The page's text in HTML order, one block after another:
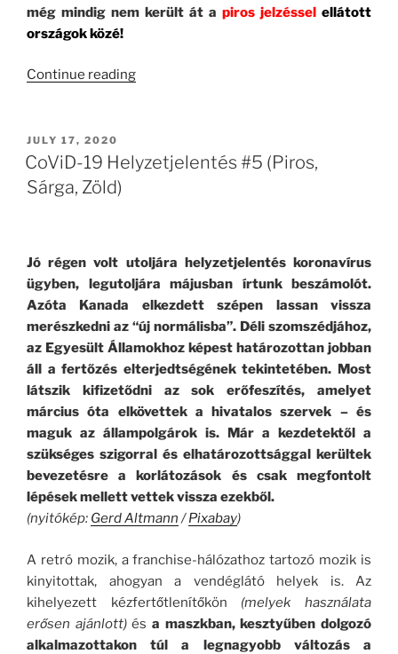
még mindig nem került át a piros jelzéssel ellátott
országok közé!
Continue reading“CoViD-
(Pirosból
POSTED
ON
JULY 17, 2020
CoViD-19 Helyzetjelentés #5 (Piros,
Sárga, Zöld)
Jó régen volt utoljára helyzetjelentés koronavírus
ügyben, legutoljára májusban írtunk beszámolót.
Azóta Kanada elkezdett szépen lassan vissza
merészkedni az “új normálisba”. Déli szomszédjához,
az Egyesült Államokhoz képest határozottan jobban
áll a fertőzés elterjedtségének tekintetében. Most
látszik kifizetődni az sok erőfeszítés, amelyet
március óta elkövettek a hivatalos szervek – és
maguk az állampolgárok is. Már a kezdetektől a
szükséges szigorral és elhatározottsággal kerültek
bevezetésre a korlátozások és csak megfontolt
lépések mellett vettek vissza ezekből.
(nyitókép: Gerd Altmann /Pixabay)
A retró mozik, a franchise-hálózathoz tartozó mozik is
kinyitottak, ahogyan a vendéglátó helyek is. Az
kihelyezett kézfertőtlenítőkön (melyek használata
erősen ajánlott)ésa maszkban, kesztyűben dolgozó
alkalmazottakon túl a legnagyobb változás a